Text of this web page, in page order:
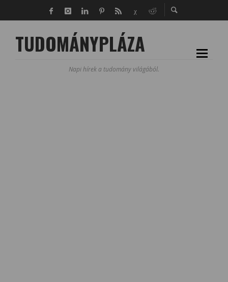
TUDOMÁNYPLÁZA
Napi hírek a tudomány világából.